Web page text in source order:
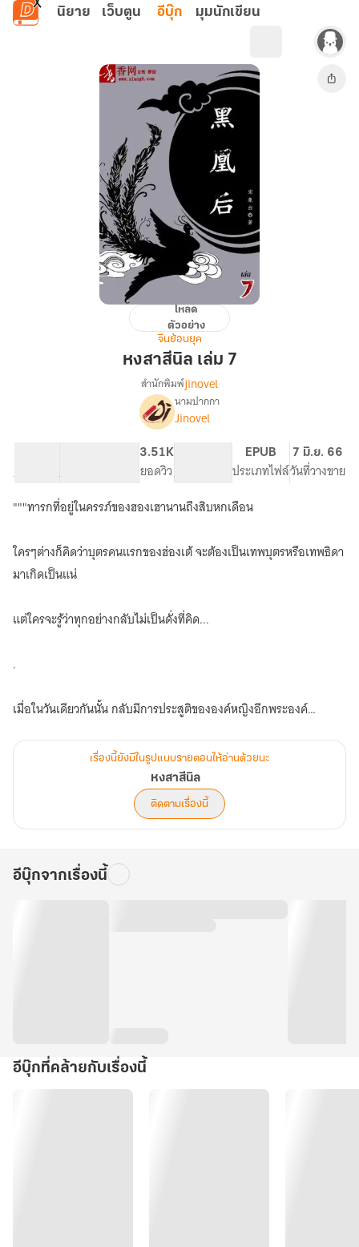
ข้ามไปยังเนื้อหาหลัก
นิยาย เว็บตูน อีบุ๊ก มุมนักเขียน
โหลด
ตัวอย่าง
จีนย้อนยุค
หงสาสีนิล เล่ม 7
เรื่อง
หง
สำนักพิมพ์jinovel
นามปากกา
Jinovel
จำนวนคำ จำนวนหน้า (A5)
3.51K
ยอดวิวระดับเนื้อหา
EPUB
ประเภทไฟล์
7 มิ.ย. 66
วันที่วางขาย
"""ทารกที่อยู่ในครรภ์ของฮองเฮานานถึงสิบหกเดือน
ใครๆต่างก็คิดว่าบุตรคนแรกของฮ่องเต้ จะต้องเป็นเทพบุตรหรือเทพธิดา
มาเกิดเป็นแน่
แต่ใครจะรู้ว่าทุกอย่างกลับไม่เป็นดั่งที่คิด...
.
เมื่อในวันเดียวกันนั้น กลับมีการประสูติขององค์หญิงอีกพระองค์
แสงเรื่องรองทำนายโชคชะตาที่ควรจะสาดส่องตรงมายังที่ “เฉินโย่ว” แต่
มันกลับเบนแสงไปทาง “อีเหริน” องค์หญิงนางนั้น
.
ตั้งแต่นั้นเป็นต้นมาดวงชะตาชีวิตของนางก็ไม่เป็นดังเดิมอีกต่อไป
ไม่ใช่เพราะการถูกแย่งชิงโชคชะตาในวัยเยาว์
เรื่องนี้ยังมีในรูปแบบรายตอนให้อ่านด้วยนะ
หงสาสีนิล
ติดตามเรื่องนี้
อีบุ๊กจากเรื่องนี้
อีบุ๊กที่คล้ายกับเรื่องนี้